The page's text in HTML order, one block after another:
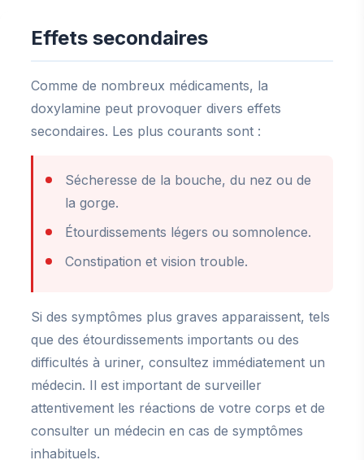
Effets secondaires
Comme de nombreux médicaments, la
doxylamine peut provoquer divers effets
secondaires. Les plus courants sont :
Sécheresse de la bouche, du nez ou de
la gorge.
Étourdissements légers ou somnolence.
Constipation et vision trouble.
Si des symptômes plus graves apparaissent, tels
que des étourdissements importants ou des
difficultés à uriner, consultez immédiatement un
médecin. Il est important de surveiller
attentivement les réactions de votre corps et de
consulter un médecin en cas de symptômes
inhabituels.